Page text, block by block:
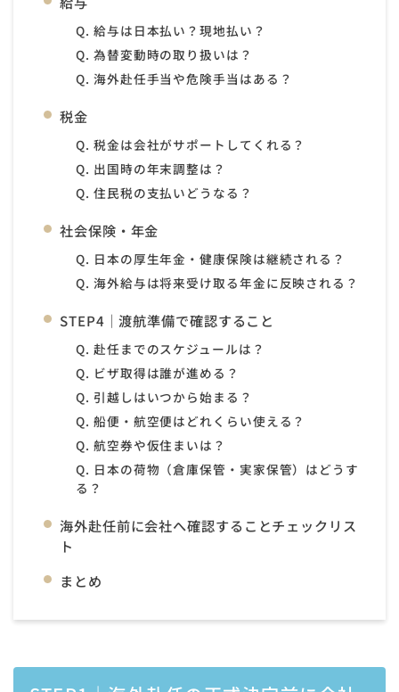
Q. 給与は日本払い？現地払い？
Q. 為替変動時の取り扱いは？
Q. 海外赴任手当や危険手当はある？
税金
Q. 税金は会社がサポートしてくれる？
Q. 出国時の年末調整は？
Q. 住民税の支払いどうなる？
社会保険・年金
Q. 日本の厚生年金・健康保険は継続される？
Q. 海外給与は将来受け取る年金に反映される？
STEP4｜渡航準備で確認すること
Q. 赴任までのスケジュールは？
Q. ビザ取得は誰が進める？
Q. 引越しはいつから始まる？
Q. 船便・航空便はどれくらい使える？
Q. 航空券や仮住まいは？
Q. 日本の荷物（倉庫保管・実家保管）はどうす
る？
海外赴任前に会社へ確認することチェックリス
ト
まとめ